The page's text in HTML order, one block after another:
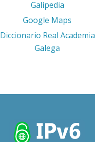
Galipedia
Google Maps
Diccionario Real Academia
Galega